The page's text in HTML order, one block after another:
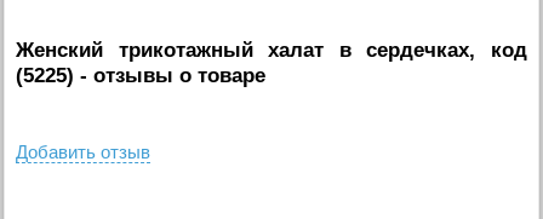
Женский трикотажный халат в сердечках, код
(5225) - отзывы о товаре
Добавить отзыв